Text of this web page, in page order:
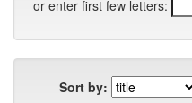
or enter first few letters:
Sort by: